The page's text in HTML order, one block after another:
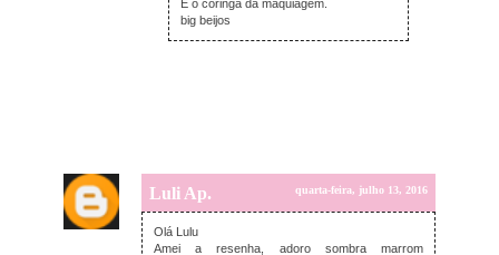
É o coringa da maquiagem.
big beijos
Luli Ap. quarta-feira, julho 13, 2016
Olá Lulu
Amei a resenha, adoro sombra marrom